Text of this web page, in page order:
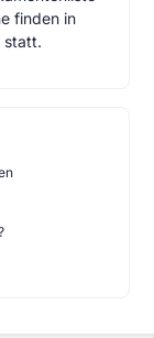
finden in
statt.